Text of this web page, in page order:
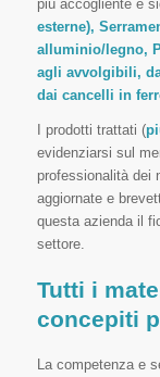
più accogliente e
esterne),
alluminio/legno,
agli avvolgibili,
dai cancelli in
I prodotti trattati (
evidenziarsi sul
professionalità dei
aggiornate e
questa azienda il
settore.
Tutti i
concepiti
La competenza e